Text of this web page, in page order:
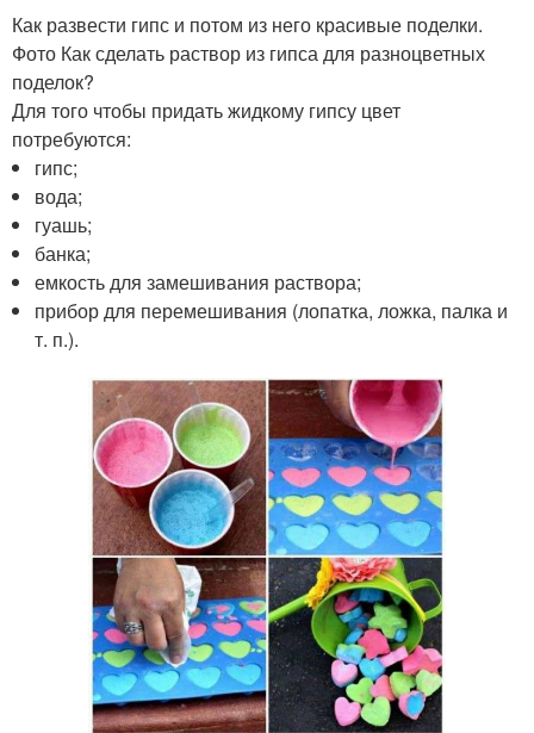
Как развести гипс и потом из него красивые поделки.
Фото Как сделать раствор из гипса для разноцветных
поделок?
Для того чтобы придать жидкому гипсу цвет
потребуются:
гипс;
вода;
гуашь;
банка;
емкость для замешивания раствора;
прибор для перемешивания (лопатка, ложка, палка и
т. п.).